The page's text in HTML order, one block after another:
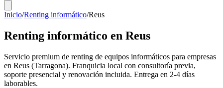
Inicio/Renting informático/Reus
Renting informático en Reus
Servicio premium de renting de equipos informáticos para empresas
en Reus (Tarragona). Franquicia local con consultoría previa,
soporte presencial y renovación incluida. Entrega en 2-4 días
laborables.